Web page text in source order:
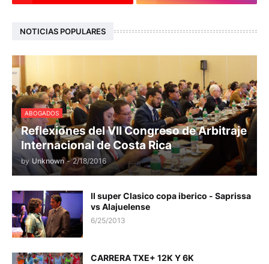
NOTICIAS POPULARES
ABOGADOS
Reflexiones del VII Congreso de Arbitraje
Internacional de Costa Rica
by Unknown - 2/18/2016
II super Clasico copa iberico - Saprissa
vs Alajuelense
6/25/2013
CARRERA TXE+ 12K Y 6K